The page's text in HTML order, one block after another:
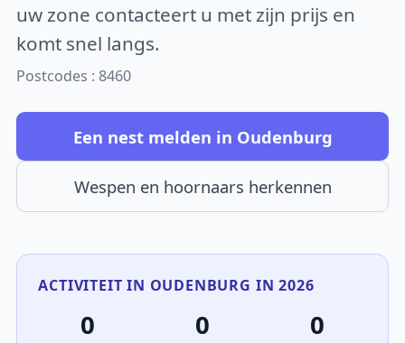
uw zone contacteert u met zijn prijs en
komt snel langs.
Postcodes : 8460
Een nest melden in Oudenburg
Wespen en hoornaars herkennen
ACTIVITEIT IN OUDENBURG IN 2026
0 0 0